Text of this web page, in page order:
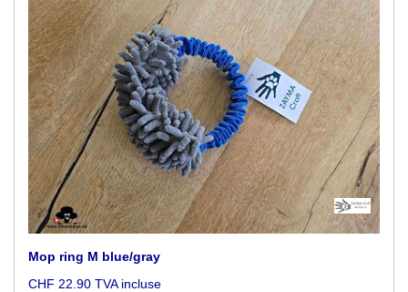
Mop ring M blue/gray
CHF 22.90 TVA incluse